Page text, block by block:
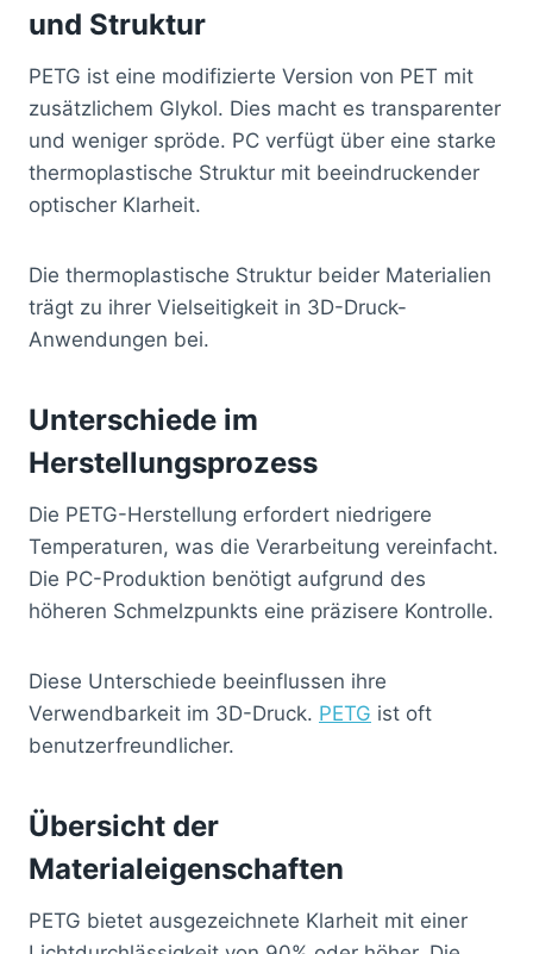
und Struktur
PETG ist eine modifizierte Version von PET mit
zusätzlichem Glykol. Dies macht es transparenter
und weniger spröde. PC verfügt über eine starke
thermoplastische Struktur mit beeindruckender
optischer Klarheit.
Die thermoplastische Struktur beider Materialien
trägt zu ihrer Vielseitigkeit in 3D-Druck-
Anwendungen bei.
Unterschiede im
Herstellungsprozess
Die PETG-Herstellung erfordert niedrigere
Temperaturen, was die Verarbeitung vereinfacht.
Die PC-Produktion benötigt aufgrund des
höheren Schmelzpunkts eine präzisere Kontrolle.
Diese Unterschiede beeinflussen ihre
Verwendbarkeit im 3D-Druck. PETG ist oft
benutzerfreundlicher.
Übersicht der
Materialeigenschaften
PETG bietet ausgezeichnete Klarheit mit einer